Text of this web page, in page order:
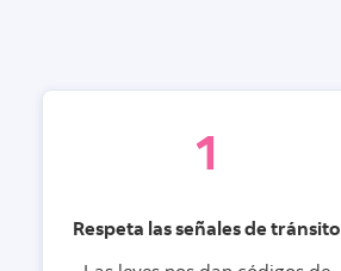
1
Respeta las señales de tránsito